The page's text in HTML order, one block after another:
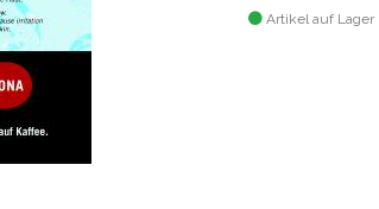
Artikel auf Lager